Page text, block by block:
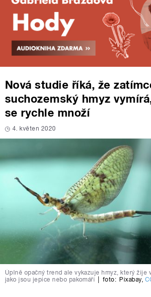
Nová studie říká, že
suchozemský hmyz
se rychle množí
4. květen 2020
Úplně opačný trend ale vykazuje hmyz, který žije
jako jsou jepice nebo pakomáři
foto: Pixabay,